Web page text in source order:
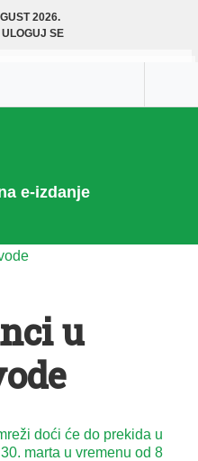
2026.
ULOGUJ SE
e-izdanje
u
doći će do prekida u
marta u vremenu od 8